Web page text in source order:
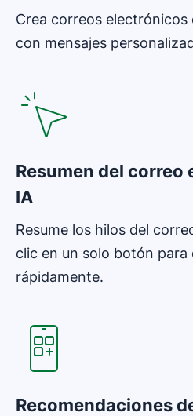
Crea correos
con mensajes
Resumen del
IA
Resume los hilos del
clic en un solo botón para
rápidamente.
Recomendaciones